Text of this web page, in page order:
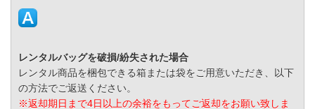
レンタルバッグを破損/紛失された場合
レンタル商品を梱包できる箱または袋をご用意いただき、以下
の方法でご返送ください。
※返却期日まで4日以上の余裕をもってご返却をお願い致しま